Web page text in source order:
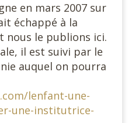
en mars 2007 sur
échappé à la
nous le publions ici.
il est suivi par le
auquel on pourra
lenfant-une-
une-institutrice-